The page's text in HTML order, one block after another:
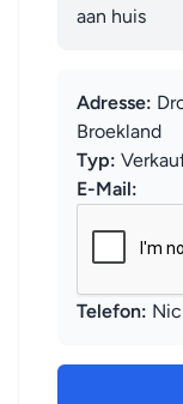
aan huis
Adresse:
Broekland
Typ:
E-Mail:
Telefon: